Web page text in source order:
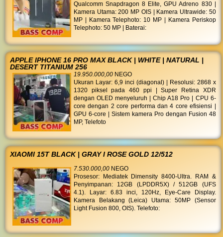
Qualcomm Snapdragon 8 Elite, GPU Adreno 830 |
Kamera Utama: 200 MP OIS | Kamera Ultrawide: 50
MP | Kamera Telephoto: 10 MP | Kamera Periskop
Telephoto: 50 MP | Baterai:
APPLE IPHONE 16 PRO MAX BLACK | WHITE | NATURAL |
DESERT TITANIUM 256
19.950.000,00 NEGO
Ukuran Layar: 6,9 inci (diagonal) | Resolusi: 2868 x
1320 piksel pada 460 ppi | Super Retina XDR
dengan OLED menyeluruh | Chip A18 Pro | CPU 6-
core dengan 2 core performa dan 4 core efisiensi |
GPU 6-core | Sistem kamera Pro dengan Fusion 48
MP, Telefoto
XIAOMI 15T BLACK | GRAY I ROSE GOLD 12/512
7.530.000,00 NEGO
Prosesor: Mediatek Dimensity 8400-Ultra. RAM &
Penyimpanan: 12GB (LPDDR5X) / 512GB (UFS
4.1). Layar: 6.83 inci, 120Hz, Eye-Care Display.
Kamera Belakang (Leica) Utama: 50MP (Sensor
Light Fusion 800, OIS). Telefoto: